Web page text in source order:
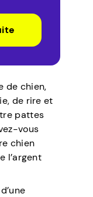
de chien,
de rire et
pattes
vous
chien
l’argent